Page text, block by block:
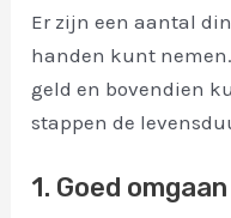
Er zijn een aantal
handen kunt
geld en bovendien
stappen de
1. Goed